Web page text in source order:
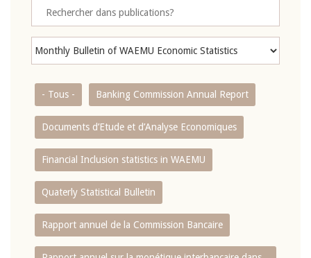
- Tous - Banking Commission Annual Report
Documents d’Etude et d’Analyse Economiques
Financial Inclusion statistics in WAEMU
Quaterly Statistical Bulletin
Rapport annuel de la Commission Bancaire